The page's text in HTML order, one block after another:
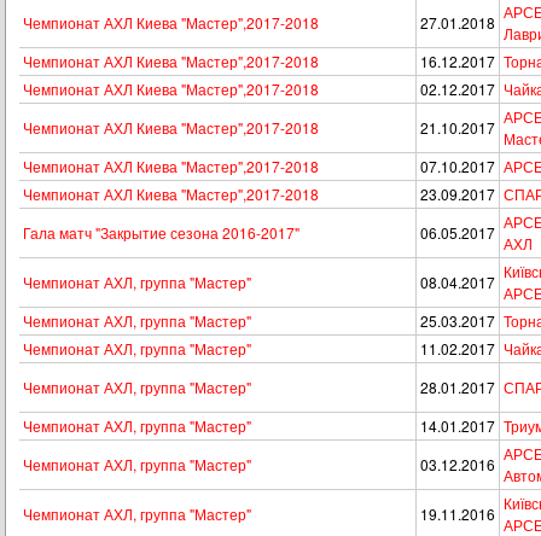
Чемпионат АХЛ Киева "Мастер",2017-2018
27.01.2018
Чемпионат АХЛ Киева "Мастер",2017-2018
16.12.2017
Чемпионат АХЛ Киева "Мастер",2017-2018
02.12.2017
Чемпионат АХЛ Киева "Мастер",2017-2018
21.10.2017
Чемпионат АХЛ Киева "Мастер",2017-2018
07.10.2017
Чемпионат АХЛ Киева "Мастер",2017-2018
23.09.2017
Гала матч "Закрытие сезона 2016-2017"
06.05.2017
АХЛ
Чемпионат АХЛ, группа "Мастер"
08.04.2017
Чемпионат АХЛ, группа "Мастер"
25.03.2017
Чемпионат АХЛ, группа "Мастер"
11.02.2017
Чемпионат АХЛ, группа "Мастер"
28.01.2017
Чемпионат АХЛ, группа "Мастер"
14.01.2017
Чемпионат АХЛ, группа "Мастер"
03.12.2016
Чемпионат АХЛ, группа "Мастер"
19.11.2016